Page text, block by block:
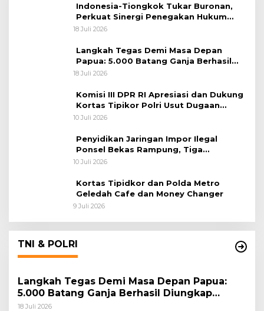
Indonesia-Tiongkok Tukar Buronan,
Perkuat Sinergi Penegakan Hukum
Lintas Negara
18 Juli 2026
Langkah Tegas Demi Masa Depan
Papua: 5.000 Batang Ganja Berhasil
Diungkap Koops TNI Habema
18 Juli 2026
Komisi III DPR RI Apresiasi dan Dukung
Kortas Tipikor Polri Usut Dugaan
Korupsi Batu Bara
10 Juli 2026
Penyidikan Jaringan Impor Ilegal
Ponsel Bekas Rampung, Tiga
Tersangka Sudah P-21 dan Satu Buron
10 Juli 2026
Kortas Tipidkor dan Polda Metro
Geledah Cafe dan Money Changer
9 Juli 2026
TNI & POLRI
Langkah Tegas Demi Masa Depan Papua:
5.000 Batang Ganja Berhasil Diungkap
Koops TNI Habema
18 Juli 2026